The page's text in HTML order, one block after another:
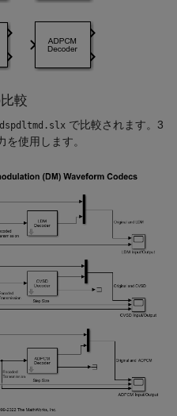
較
dspdltmd.slx で比較されます。3
使用します。